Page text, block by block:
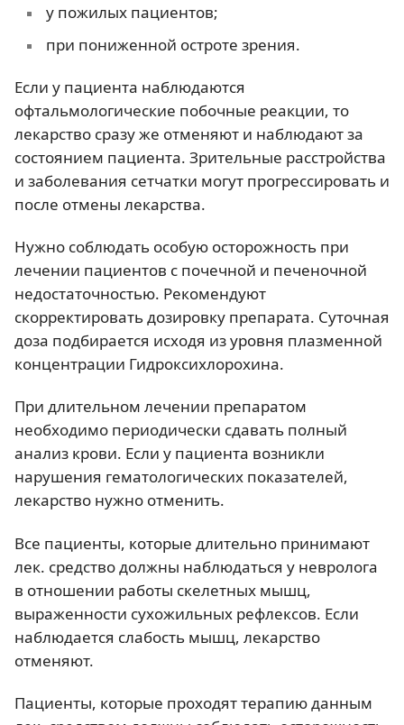
у пожилых пациентов;
при пониженной остроте зрения.
Если у пациента наблюдаются
офтальмологические побочные реакции, то
лекарство сразу же отменяют и наблюдают за
состоянием пациента. Зрительные расстройства
и заболевания сетчатки могут прогрессировать и
после отмены лекарства.
Нужно соблюдать особую осторожность при
лечении пациентов с почечной и печеночной
недостаточностью. Рекомендуют
скорректировать дозировку препарата. Суточная
доза подбирается исходя из уровня плазменной
концентрации Гидроксихлорохина.
При длительном лечении препаратом
необходимо периодически сдавать полный
анализ крови. Если у пациента возникли
нарушения гематологических показателей,
лекарство нужно отменить.
Все пациенты, которые длительно принимают
лек. средство должны наблюдаться у невролога
в отношении работы скелетных мышц,
выраженности сухожильных рефлексов. Если
наблюдается слабость мышц, лекарство
отменяют.
Пациенты, которые проходят терапию данным